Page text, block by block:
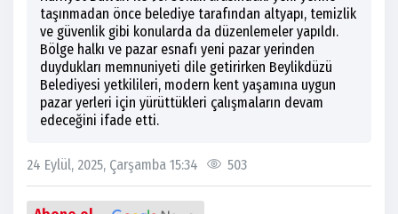
taşınmadan önce belediye tarafından altyapı, temizlik
ve güvenlik gibi konularda da düzenlemeler yapıldı.
Bölge halkı ve pazar esnafı yeni pazar yerinden
duydukları memnuniyeti dile getirirken Beylikdüzü
Belediyesi yetkilileri, modern kent yaşamına uygun
pazar yerleri için yürüttükleri çalışmaların devam
edeceğini ifade etti.
24 Eylül, 2025, Çarşamba 15:34 503